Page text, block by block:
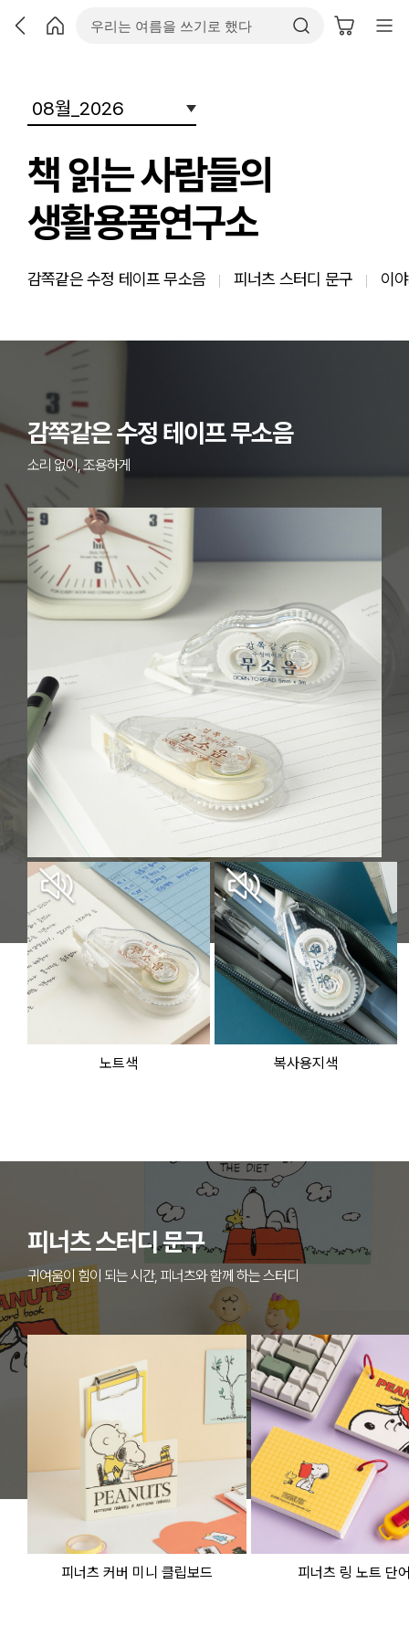
책 읽는 사람들의
생활용품연구소
감쪽같은 수정 테이프 무소음 피너츠 스터디 문구 이
감쪽같은 수정 테이프 무소음
소리 없이, 조용하게
노트색 복사용지색
피너츠 스터디 문구
귀여움이 힘이 되는 시간, 피너츠와 함께 하는 스터디
피너츠 커버 미니 클립보드 피너츠 링 노트 단